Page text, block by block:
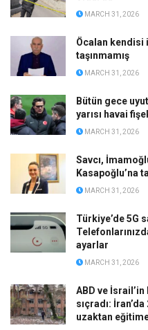
MARCH 31, 2026
Öcalan kendisi
taşınmamış
MARCH 31, 2026
Bütün gece
yarısı havai
MARCH 31, 2026
Savcı,
Kasapoğlu’na
MARCH 31, 2026
Türkiye’de 5G
ayarlar
MARCH 31, 2026
ABD ve
sıçradı:
uzaktan